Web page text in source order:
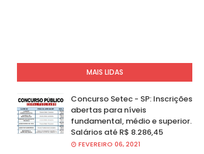
MAIS LIDAS
Concurso Setec - SP: Inscrições
abertas para níveis
fundamental, médio e superior.
Salários até R$ 8.286,45
FEVEREIRO 06, 2021